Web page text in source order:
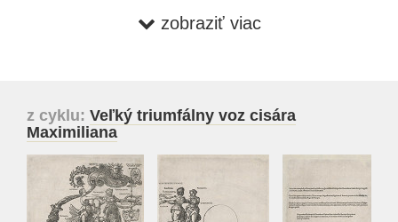
akvarelovanú perokresbu (Wien, Albertina), ktorá bola
rodina, a tak je tento návrh koncipovaný skôr ako
dynastická prezentácia obrazu cisára.
Bohatý alegorický obsah kresby je dielom humanistu
Willibalda Pirckheimera a neskôr sa stal neoddeliteľnou
zobraziť viac
z cyklu: Veľký triumfálny voz cisára
Maximiliana